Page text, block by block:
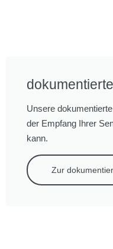
Unsere
der Empfang Ihrer
kann.
Zur